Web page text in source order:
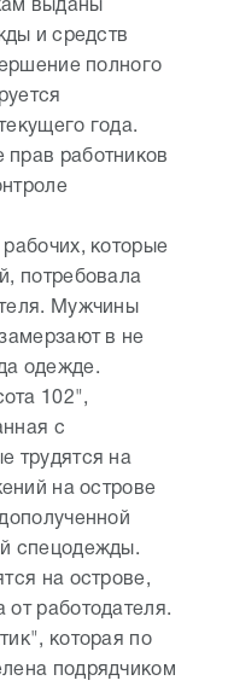
выданы
и средств
полного
года.
прав работников
которые
потребовала
Мужчины
в не
одежде.
102",
с
трудятся на
на острове
спецодежды.
на острове,
от работодателя.
которая по
подрядчиком